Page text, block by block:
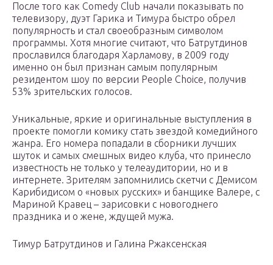
После того как Comedy Club начали показывать по
телевизору, дуэт Гарика и Тимура быстро обрел
популярность и стал своеобразным символом
программы. Хотя многие считают, что Батрутдинов
прославился благодаря Харламову, в 2009 году
именно он был признан самым популярным
резидентом шоу по версии People Choice, получив
53% зрительских голосов.
Уникальные, яркие и оригинальные выступления в
проекте помогли комику стать звездой комедийного
жанра. Его номера попадали в сборники лучших
шуток и самых смешных видео клуба, что принесло
известность не только у телеаудитории, но и в
интернете. Зрителям запомнились скетчи с Демисом
Карибидисом о «новых русских» и банщике Валере, с
Мариной Кравец – зарисовки с новогоднего
праздника и о жене, ждущей мужа.
Тимур Батрутдинов и Галина Ржаксенская